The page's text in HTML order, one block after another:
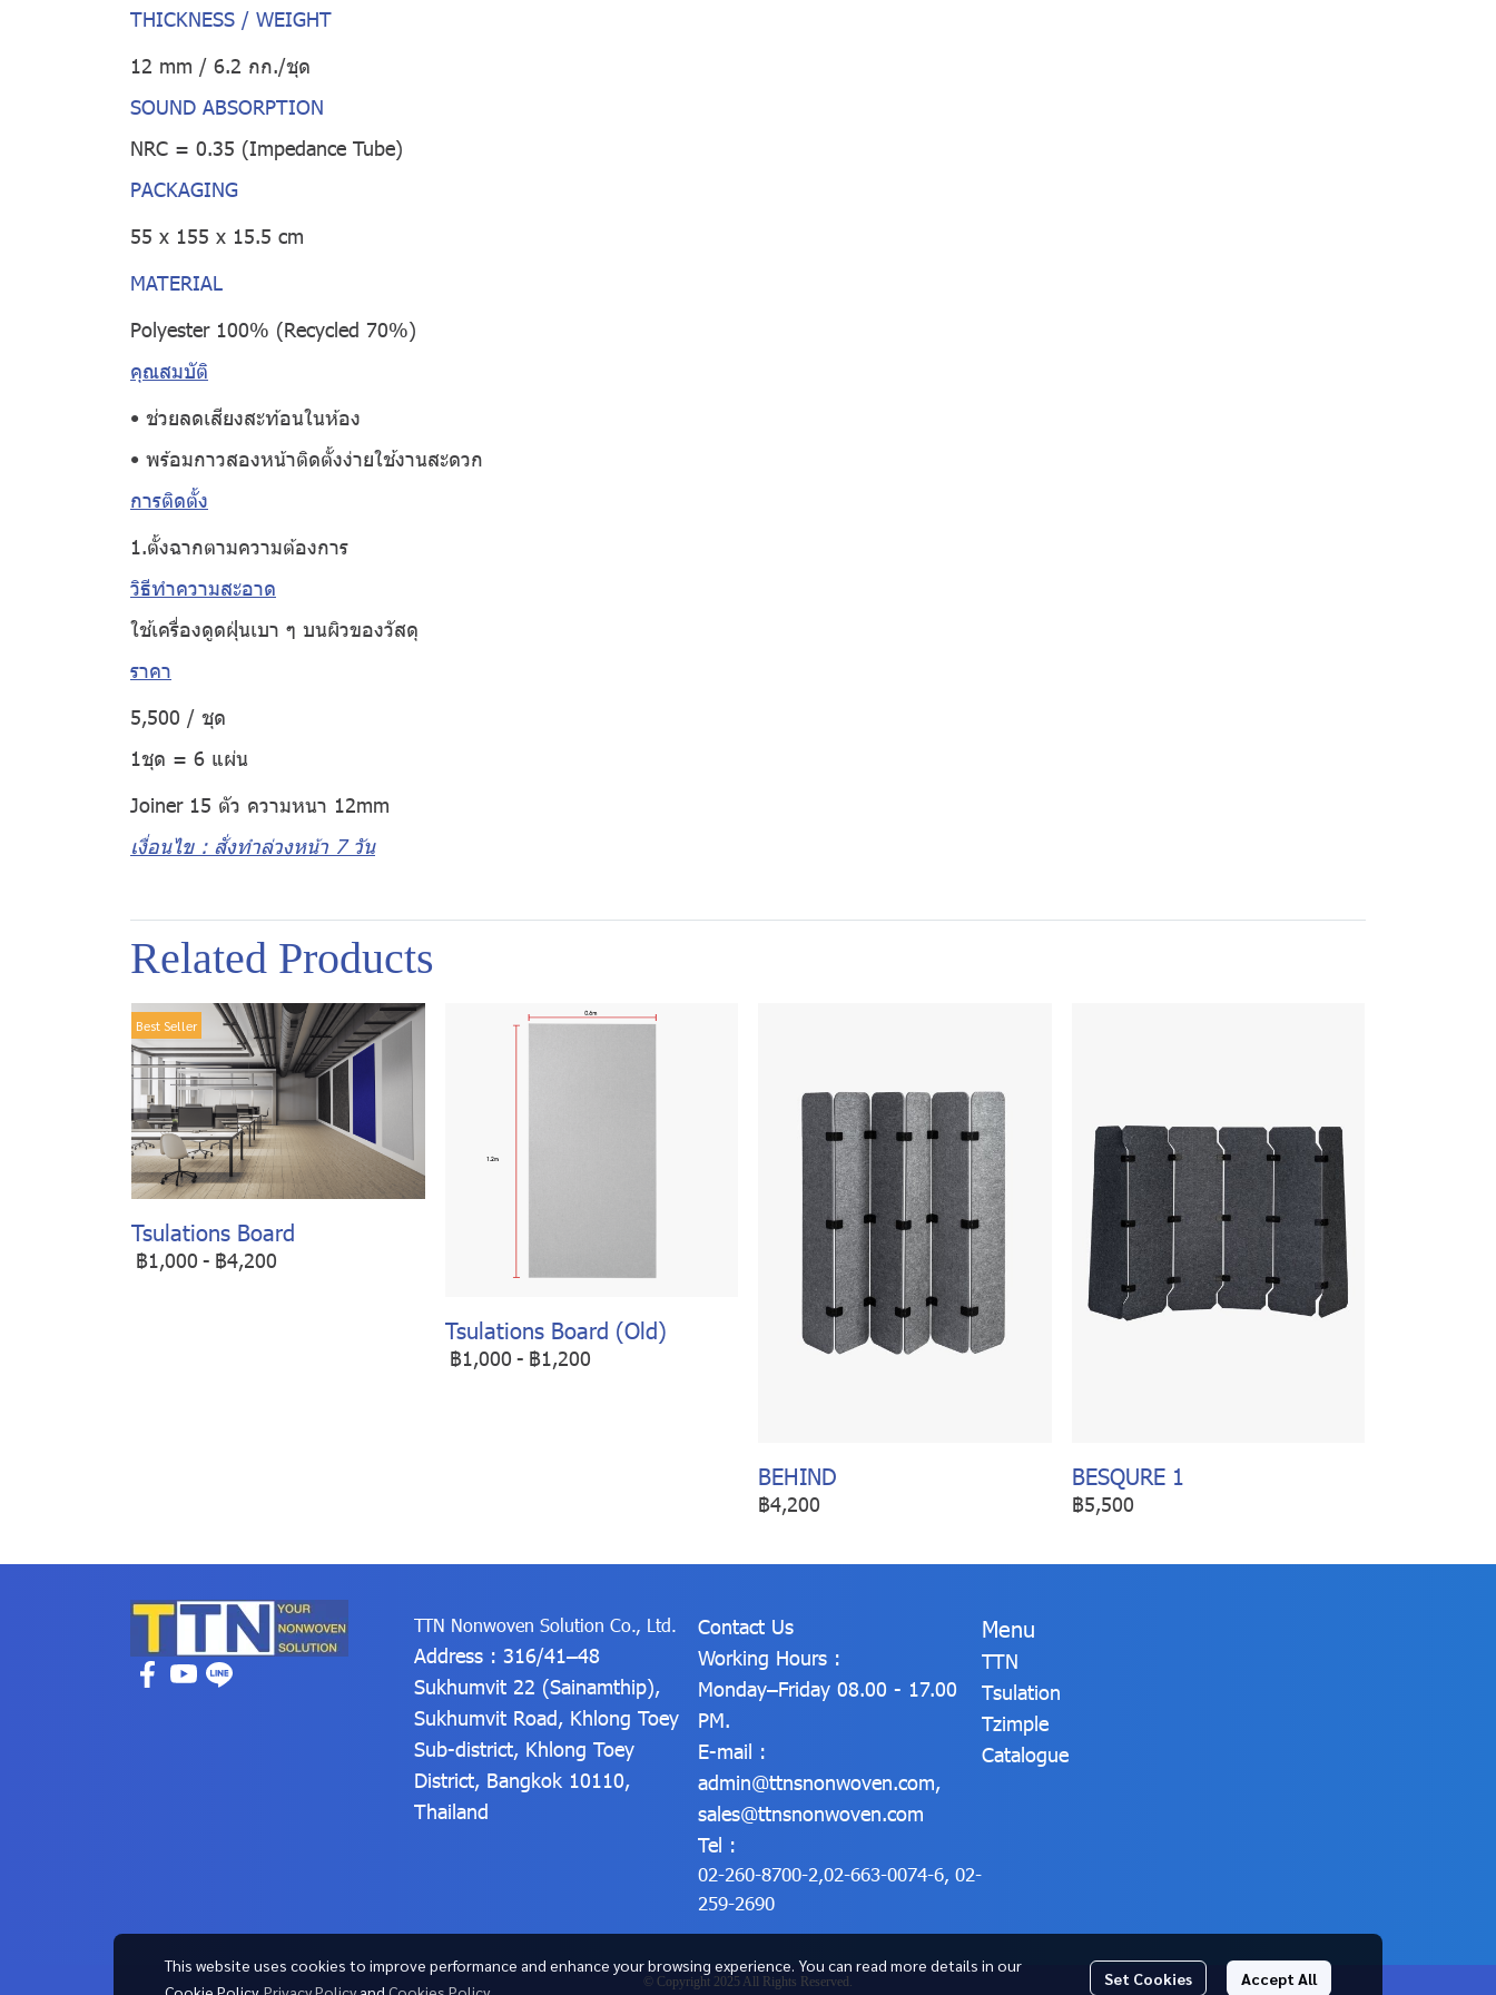
THICKNESS / WEIGHT
12 mm / 6.2 กก./ชุด
SOUND ABSORPTION
NRC = 0.35 (Impedance Tube)
PACKAGING
55 x 155 x 15.5 cm
MATERIAL
Polyester 100% (Recycled 70%)
คุณสมบัติ
• ช่วยลดเสียงสะท้อนในห้อง
• พร้อมกาวสองหน้าติดตั้งง่ายใช้งานสะดวก
การติดตั้ง
1.ตั้งฉากตามความต้องการ
วิธีทำความสะอาด
ใช้เครื่องดูดฝุ่นเบา ๆ บนผิวของวัสดุ
ราคา
5,500 / ชุด
1ชุด = 6 แผ่น
Joiner 15 ตัว ความหนา 12mm
เงื่อนไข : สั่งทำล่วงหน้า 7 วัน
Related Products
Best Seller
Tsulations Board
฿1,000 - ฿4,200
Tsulations Board (Old)
฿1,000 - ฿1,200
BEHIND
฿4,200
BESQURE 1
฿5,500
This website uses cookies to improve performance and enhance your browsing experience. You can read more details in our
Set Cookies Accept All
TTN Nonwoven Solution Co., Ltd.
Address : 316/41–48
Sukhumvit 22 (Sainamthip),
Sukhumvit Road, Khlong Toey
Sub-district, Khlong Toey
District, Bangkok 10110,
Thailand
Contact Us
Working Hours :
Monday–Friday 08.00 - 17.00
PM.
E-mail :
admin@ttnsnonwoven.com,
sales@ttnsnonwoven.com
Tel :
02-260-8700-2,02-663-0074-6, 02-
259-2690
Menu
TTN
Tsulation
Tzimple
Catalogue
© Copyright 2025 All Rights Reserved.